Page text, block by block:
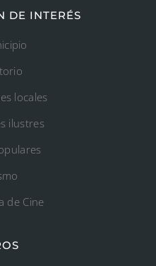
DE INTERÉS
locales
ilustres
de Cine